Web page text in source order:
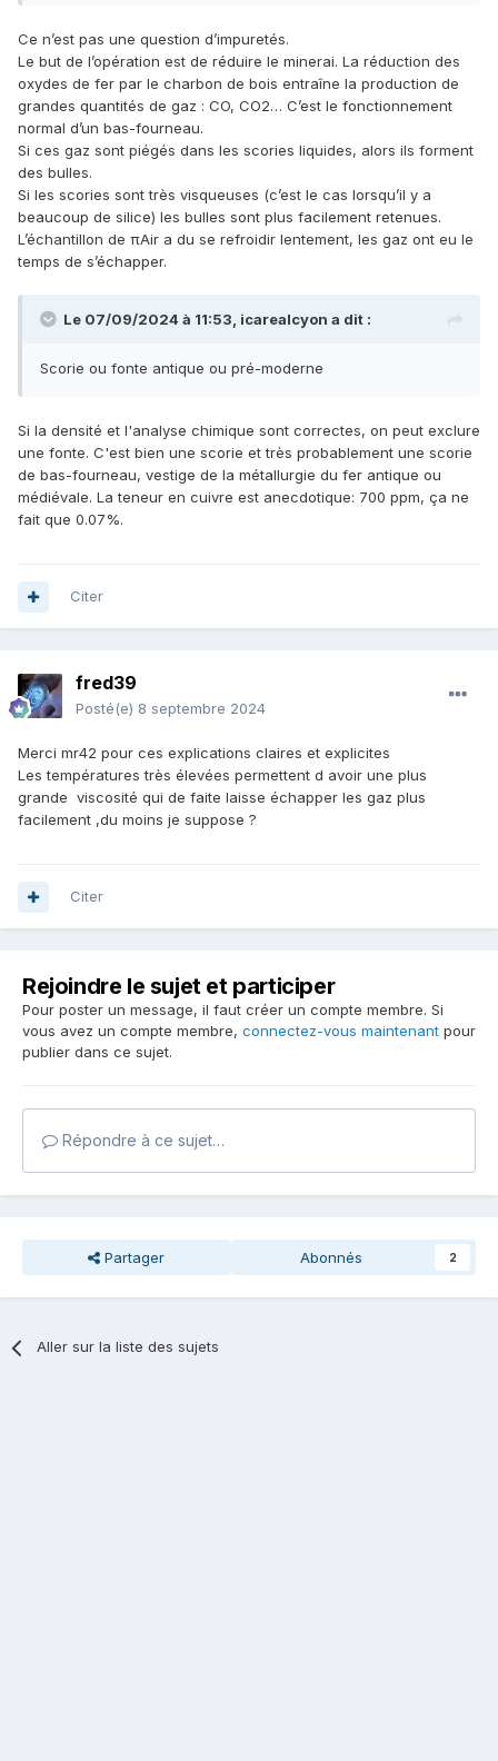
Ce n’est pas une question d’impuretés.
Le but de l’opération est de réduire le minerai. La réduction des
oxydes de fer par le charbon de bois entraîne la production de
grandes quantités de gaz : CO, CO2… C’est le fonctionnement
normal d’un bas-fourneau.
Si ces gaz sont piégés dans les scories liquides, alors ils forment
des bulles.
Si les scories sont très visqueuses (c’est le cas lorsqu’il y a
beaucoup de silice) les bulles sont plus facilement retenues.
L’échantillon de πAir a du se refroidir lentement, les gaz ont eu le
temps de s’échapper.
Le 07/09/2024 à 11:53, icarealcyon a dit :
Scorie ou fonte antique ou pré-moderne
Si la densité et l'analyse chimique sont correctes, on peut exclure
une fonte. C'est bien une scorie et très probablement une scorie
de bas-fourneau, vestige de la métallurgie du fer antique ou
médiévale. La teneur en cuivre est anecdotique: 700 ppm, ça ne
fait que 0.07%.
Citer
fred39
Posté(e) 8 septembre 2024
Merci mr42 pour ces explications claires et explicites
Les températures très élevées permettent d avoir une plus
grande viscosité qui de faite laisse échapper les gaz plus
facilement ,du moins je suppose ?
Citer
Rejoindre le sujet et participer
Pour poster un message, il faut créer un compte membre. Si
vous avez un compte membre, connectez-vous maintenant pour
publier dans ce sujet.
Répondre à ce sujet…
Partager Abonnés 2
Aller sur la liste des sujets